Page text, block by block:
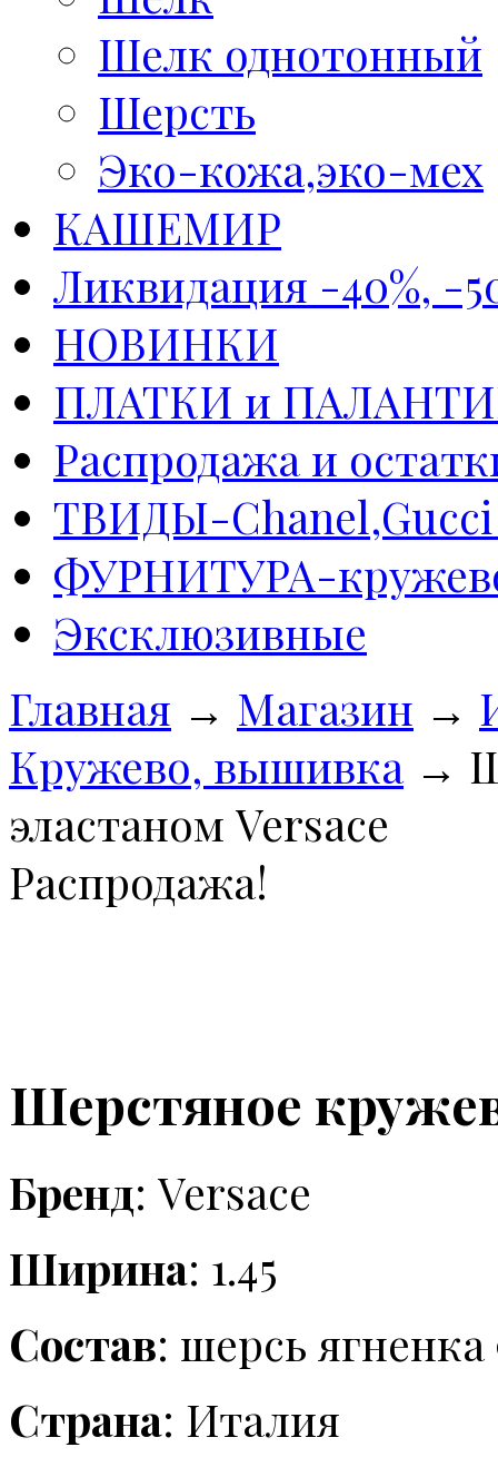
Шелк однотонный
Шерсть
Эко-кожа,эко-мех
КАШЕМИР
Ликвидация -40%, -
НОВИНКИ
ПЛАТКИ и
Распродажа и
ТВИДЫ-Сhanel,Gucci
ФУРНИТУРА-
Эксклюзивные
Главная → Магазин →
Кружево, вышивка →
эластаном Versace
Распродажа!
Шерстяное
Бренд: Versace
Ширина: 1.45
Состав: шерсь ягненка
Страна: Италия